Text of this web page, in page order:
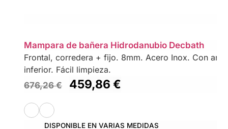
Mampara de bañera Hidrodanubio Decbath
Frontal, corredera + fijo. 8mm. Acero Inox. Con
inferior. Fácil limpieza.
676,26€ 459,86€
DISPONIBLE EN VARIAS MEDIDAS